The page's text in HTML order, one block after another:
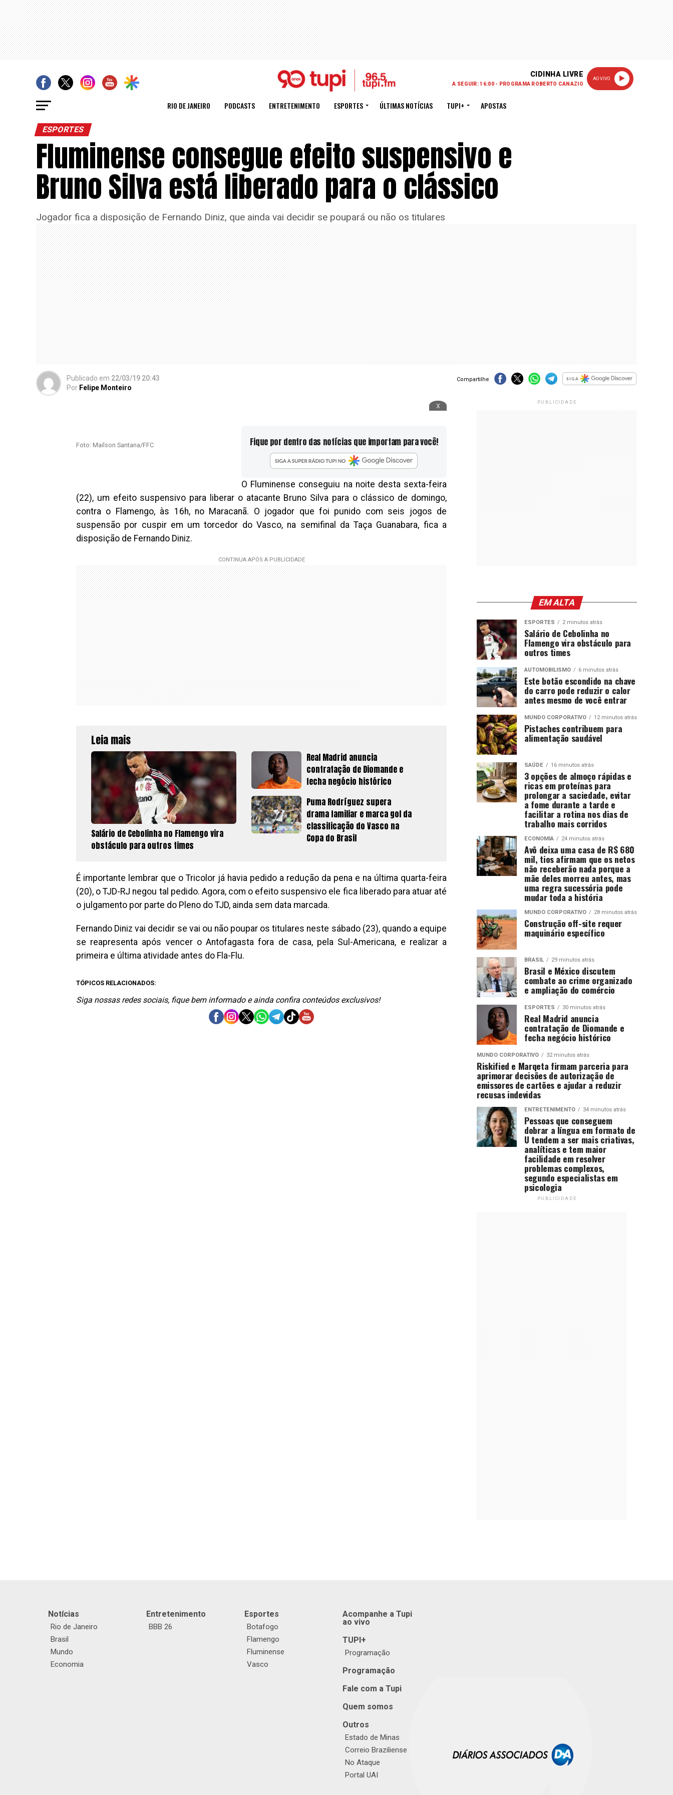
CIDINHA LIVRE
A SEGUIR: 16:00 - PROGRAMA ROBERTO CANAZIO
AO VIVO
RIO DE JANEIRO PODCASTS ENTRETENIMENTO ESPORTES ÚLTIMAS NOTÍCIAS TUPI+ APOSTAS
ESPORTES
Fluminense consegue efeito suspensivo e
Bruno Silva está liberado para o clássico
Jogador fica a disposição de Fernando Diniz, que ainda vai decidir se poupará ou não os titulares
Publicado em 22/03/19 20:43
Por Felipe Monteiro
Compartilhe
x
Foto: Mailson Santana/FFC Fique por dentro das notícias que importam para você!
O Fluminense conseguiu na noite desta sexta-feira
(22), um efeito suspensivo para liberar o atacante Bruno Silva para o clássico de domingo,
contra o Flamengo, às 16h, no Maracanã. O jogador que foi punido com seis jogos de
suspensão por cuspir em um torcedor do Vasco, na semifinal da Taça Guanabara, fica a
disposição de Fernando Diniz.
Leia mais
Salário de Cebolinha no Flamengo vira
obstáculo para outros times
Real Madrid anuncia
contratação de Diomande e
fecha negócio histórico
Puma Rodríguez supera
drama familiar e marca gol da
classificação do Vasco na
Copa do Brasil
É importante lembrar que o Tricolor já havia pedido a redução da pena e na última quarta-feira
(20), o TJD-RJ negou tal pedido. Agora, com o efeito suspensivo ele fica liberado para atuar até
o julgamento por parte do Pleno do TJD, ainda sem data marcada.
Fernando Diniz vai decidir se vai ou não poupar os titulares neste sábado (23), quando a equipe
se reapresenta após vencer o Antofagasta fora de casa, pela Sul-Americana, e realizar a
primeira e última atividade antes do Fla-Flu.
TÓPICOS RELACIONADOS:
Siga nossas redes sociais, fique bem informado e ainda confira conteúdos exclusivos!
PUBLICIDADE
EM ALTA
ESPORTES 2 minutos atrás
Salário de Cebolinha no
Flamengo vira obstáculo para
outros times
AUTOMOBILISMO 6 minutos atrás
Este botão escondido na chave
do carro pode reduzir o calor
antes mesmo de você entrar
MUNDO CORPORATIVO 12 minutos atrás
Pistaches contribuem para
alimentação saudável
SAÚDE 16 minutos atrás
3 opções de almoço rápidas e
ricas em proteínas para
prolongar a saciedade, evitar
a fome durante a tarde e
facilitar a rotina nos dias de
trabalho mais corridos
ECONOMIA 24 minutos atrás
Avô deixa uma casa de R$ 680
mil, tios afirmam que os netos
não receberão nada porque a
mãe deles morreu antes, mas
uma regra sucessória pode
mudar toda a história
MUNDO CORPORATIVO 28 minutos atrás
Construção off-site requer
maquinário específico
BRASIL 29 minutos atrás
Brasil e México discutem
combate ao crime organizado
e ampliação do comércio
ESPORTES 30 minutos atrás
Real Madrid anuncia
contratação de Diomande e
fecha negócio histórico
MUNDO CORPORATIVO 32 minutos atrás
Riskified e Marqeta firmam parceria para
aprimorar decisões de autorização de
emissores de cartões e ajudar a reduzir
recusas indevidas
ENTRETENIMENTO 34 minutos atrás
Pessoas que conseguem
dobrar a língua em formato de
U tendem a ser mais criativas,
analíticas e tem maior
facilidade em resolver
problemas complexos,
segundo especialistas em
psicologia
PUBLICIDADE
Notícias
Rio de Janeiro
Brasil
Mundo
Economia
Entretenimento
BBB 26
Esportes
Botafogo
Flamengo
Fluminense
Vasco
Acompanhe a Tupi
ao vivo
TUPI+
Programação
Programação
Fale com a Tupi
Quem somos
Outros
Estado de Minas
Correio Braziliense
No Ataque
Portal UAI